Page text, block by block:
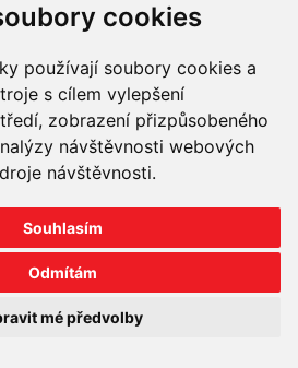
cookies
používají soubory cookies a
s cílem vylepšení
zobrazení přizpůsobeného
návštěvnosti webových
návštěvnosti.
Souhlasím
Odmítám
mé předvolby